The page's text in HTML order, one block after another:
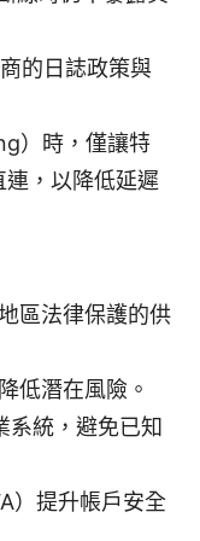
的日誌政策與
）時，僅讓特
，以降低延遲
區法律保護的供
低潛在風險。
系統，避免已知
）提升帳戶安全